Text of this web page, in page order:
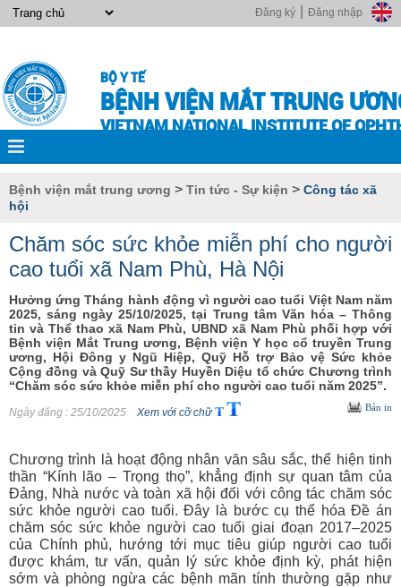
Đăng nhập
Đăng ký
BỘ Y TẾ
BỆNH VIỆN MẮT TRUNG
VIETNAM NATIONAL INSTITUTE OF
Bệnh viện mắt trung ương > Tin tức - Sự kiện > Công tác xã
hội
Chăm sóc sức khỏe miễn phí cho người
cao tuổi xã Nam Phù, Hà Nội
Hưởng ứng Tháng hành động vì người cao tuổi Việt Nam năm
2025, sáng ngày 25/10/2025, tại Trung tâm Văn hóa – Thông
tin và Thể thao xã Nam Phù, UBND xã Nam Phù phối hợp với
Bệnh viện Mắt Trung ương, Bệnh viện Y học cổ truyền Trung
ương, Hội Đông y Ngũ Hiệp, Quỹ Hỗ trợ Bảo vệ Sức khỏe
Cộng đồng và Quỹ Sư thầy Huyền Diệu tổ chức Chương trình
“Chăm sóc sức khỏe miễn phí cho người cao tuổi năm 2025”.
Ngày đăng : 25/10/2025 Xem với cỡ chữ Bản in
Chương trình là hoạt động nhân văn sâu sắc, thể hiện tinh
thần “Kính lão – Trọng thọ”, khẳng định sự quan tâm của
Đảng, Nhà nước và toàn xã hội đối với công tác chăm sóc
sức khỏe người cao tuổi. Đây là bước cụ thể hóa Đề án
chăm sóc sức khỏe người cao tuổi giai đoạn 2017–2025
của Chính phủ, hướng tới mục tiêu giúp người cao tuổi
được khám, tư vấn, quản lý sức khỏe định kỳ, phát hiện
sớm và phòng ngừa các bệnh mãn tính thường gặp như